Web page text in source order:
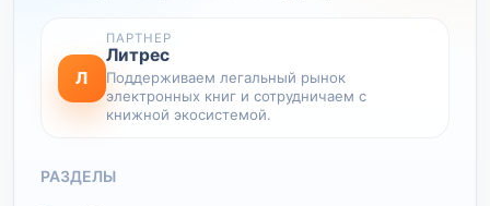
Л
ПАРТНЕР
Литрес
Поддерживаем легальный рынок
электронных книг и сотрудничаем с
книжной экосистемой.
РАЗДЕЛЫ